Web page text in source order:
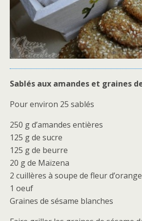
Sablés aux amandes et graines
Pour environ 25 sablés
250 g d’amandes entières
125 g de sucre
125 g de beurre
20 g de Maïzena
2 cuillères à soupe de fleur
1 oeuf
Graines de sésame blanches